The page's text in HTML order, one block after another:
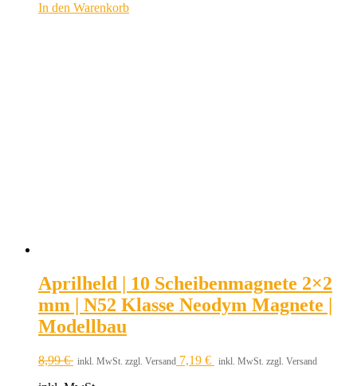
In den Warenkorb
Aprilheld | 10 Scheibenmagnete 2×2
mm | N52 Klasse Neodym Magnete |
Modellbau
8,99€ inkl. MwSt. zzgl. Versand 7,19 € inkl. MwSt. zzgl. Versand